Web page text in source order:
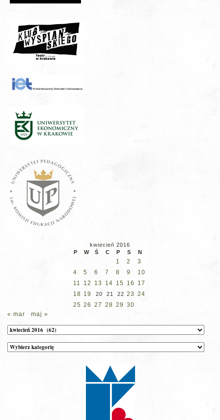
kwiecień 2016
P
W Ś C P S N
1 2
3
4
5 6 7 8 9
10
11
12 13 14 15 16
17
18 19 20 21 22 23 24
25 26 27 28 29 30
« mar
maj »
Archiwum
Kategorie
wpisów